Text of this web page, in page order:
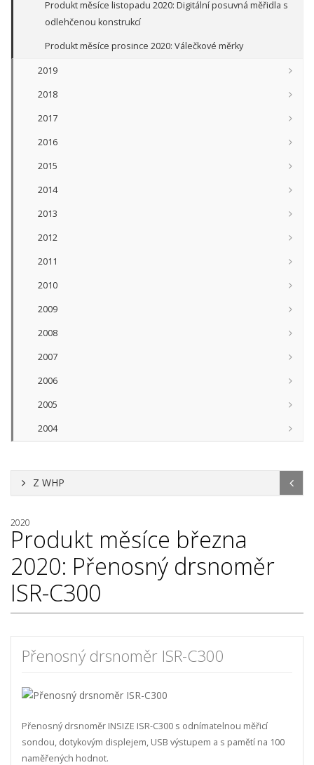
Produkt měsíce listopadu 2020: Digitální posuvná měřidla s
odlehčenou konstrukcí
Produkt měsíce prosince 2020: Válečkové měrky
2019
2018
2017
2016
2015
2014
2013
2012
2011
2010
2009
2008
2007
2006
2005
2004
Z WHP
2020
Produkt měsíce března
2020: Přenosný drsnoměr
ISR-C300
Přenosný drsnoměr ISR-C300
Přenosný drsnoměr INSIZE ISR-C300 s odnímatelnou měřicí
sondou, dotykovým displejem, USB výstupem a s pamětí na 100
naměřených hodnot.